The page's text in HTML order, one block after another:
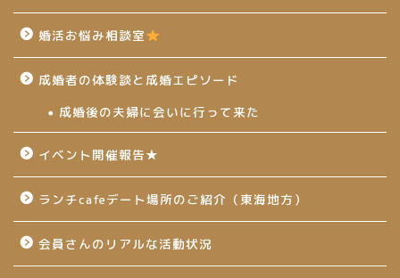
婚活お悩み相談室
成婚者の体験談と成婚エピソード
成婚後の夫婦に会いに行って来た
イベント開催報告★
ランチcafeデート場所のご紹介（東海地方）
会員さんのリアルな活動状況